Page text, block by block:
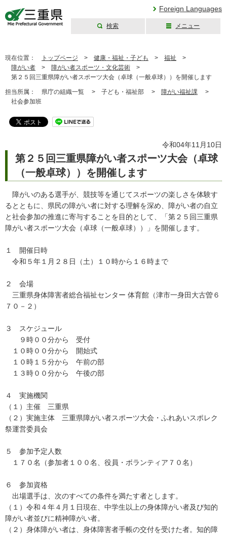
Foreign Languages
検索 メニュー
現在位置： トップページ > 健康・福祉・子ども > 福祉 >
障がい者 > 障がい者スポーツ・文化芸術 >
第２５回三重県障がい者スポーツ大会（卓球（一般卓球））を開催します
担当所属： 県庁の組織一覧 > 子ども・福祉部 > 障がい福祉課 >
社会参加班
令和04年11月10日
第２５回三重県障がい者スポーツ大会（卓球
（一般卓球））を開催します
障がいのある選手が、競技等を通じてスポーツの楽しさを体験す
るとともに、県民の障がい者に対する理解を深め、障がい者の自立
と社会参加の推進に寄与することを目的として、「第２５回三重県
障がい者スポーツ大会（卓球（一般卓球））」を開催します。
１ 開催日時
令和５年１月２８日（土）１０時から１６時まで
２ 会場
三重県身体障害者総合福祉センター 体育館（津市一身田大古曽６
７０－２）
３ スケジュール
９時００分から 受付
１０時００分から 開始式
１０時１５分から 午前の部
１３時００分から 午後の部
４ 実施機関
（１）主催 三重県
（２）実施主体 三重県障がい者スポーツ大会・ふれあいスポレク
祭運営委員会
５ 参加予定人数
１７０名（参加者１００名、役員・ボランティア７０名）
６ 参加資格
出場選手は、次のすべての条件を満たす者とします。
（１）令和４年４月１日現在、中学生以上の身体障がい者及び知的
障がい者並びに精神障がい者。
（２）身体障がい者は、身体障害者手帳の交付を受けた者。知的障